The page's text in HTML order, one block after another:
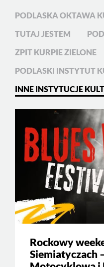
PODLASKA OKTAWA
TUTAJ JESTEM
ZPIT KURPIE ZIELONE
PODLASKI INSTYTUT
INNE INSTYTUCJE
Rockowy
Siemiatyczach